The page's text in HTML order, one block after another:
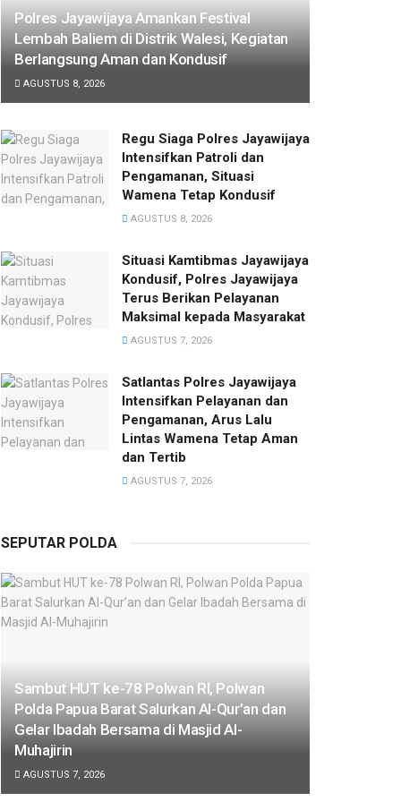
Polres Jayawijaya Amankan Festival
Lembah Baliem di Distrik Walesi, Kegiatan
Berlangsung Aman dan Kondusif
AGUSTUS 8, 2026
Regu Siaga Polres Jayawijaya
Intensifkan Patroli dan
Pengamanan, Situasi
Wamena Tetap Kondusif
AGUSTUS 8, 2026
Situasi Kamtibmas Jayawijaya
Kondusif, Polres Jayawijaya
Terus Berikan Pelayanan
Maksimal kepada Masyarakat
AGUSTUS 7, 2026
Satlantas Polres Jayawijaya
Intensifkan Pelayanan dan
Pengamanan, Arus Lalu
Lintas Wamena Tetap Aman
dan Tertib
AGUSTUS 7, 2026
SEPUTAR POLDA
Sambut HUT ke-78 Polwan RI, Polwan
Polda Papua Barat Salurkan Al-Qur’an dan
Gelar Ibadah Bersama di Masjid Al-
Muhajirin
AGUSTUS 7, 2026